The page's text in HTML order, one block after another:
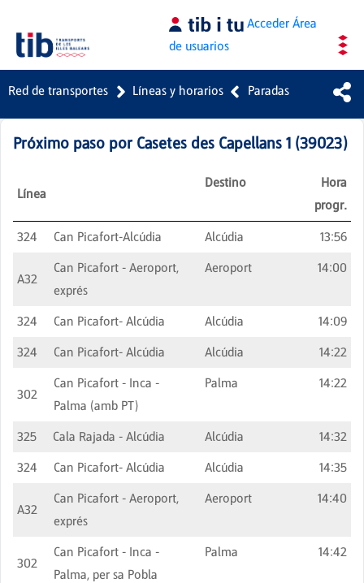
Saltar al contenido principal AccederÁrea
de usuarios
Red de transportes Líneas y horarios Paradas
Próximo paso por Casetes des Capellans 1 (39023)
Línea
Destino
Hora
progr.
324 Can Picafort-Alcúdia Alcúdia 13:56
A32
Can Picafort - Aeroport,
exprés
Aeroport 14:00
324 Can Picafort- Alcúdia Alcúdia
14:09
324
Can Picafort- Alcúdia Alcúdia 14:22
302
Can Picafort - Inca -
Palma (amb PT)
Palma 14:22
325 Cala Rajada - Alcúdia Alcúdia
14:32
324
Can Picafort- Alcúdia Alcúdia 14:35
A32
Can Picafort - Aeroport,
exprés
Aeroport 14:40
302
Can Picafort - Inca -
Palma, per sa Pobla
Palma 14:42